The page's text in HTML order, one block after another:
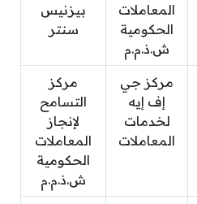
المعاملات
الحكومية
ش.ذ.م.م
بيزنيس
سنتر
مركز جي
إف إيه
لخدمات
المعاملات
مركز
التسامح
لإنجاز
المعاملات
الحكومية
ش.ذ.م.م